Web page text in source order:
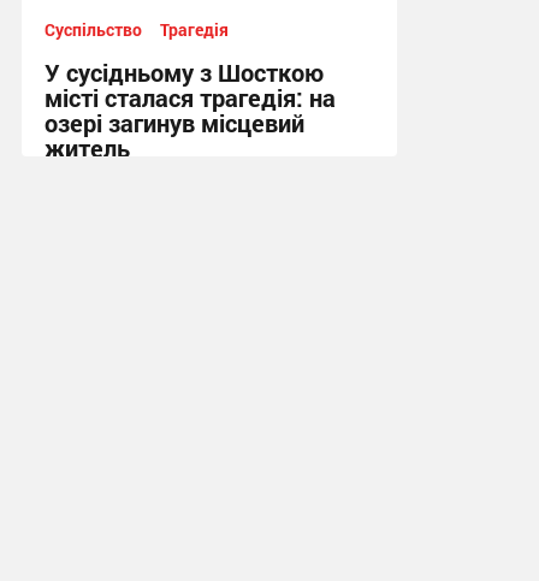
Суспільство Трагедія
У сусідньому з Шосткою
місті сталася трагедія: на
озері загинув місцевий
житель